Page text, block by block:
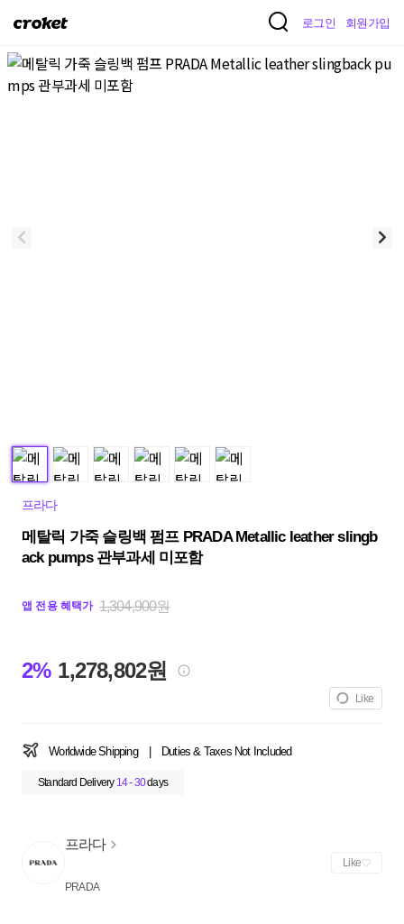
크
켓
로그인 회원가입
프라다
메탈릭 가죽 슬링백 펌프 PRADA Metallic leather slingb
ack pumps 관부과세 미포함
앱 전용 혜택가 1,304,900원
2% 1,278,802원
Like
Worldwide Shipping Duties & Taxes Not Included
Standard Delivery 14 - 30days
프라다
PRADA
Like